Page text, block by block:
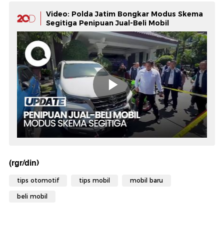
Video: Polda Jatim Bongkar Modus Skema
Segitiga Penipuan Jual-Beli Mobil
(rgr/din)
tips otomotif tips mobil mobil baru
beli mobil